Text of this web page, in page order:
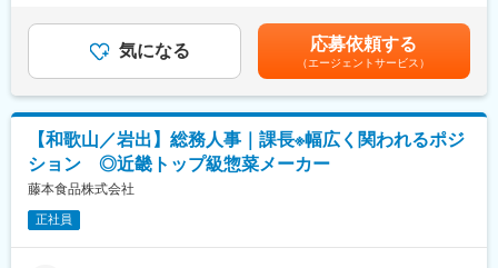
13:00～22:00、9:00～18:00、5:00～14:00、6:00～15:00
※選考を通して配属課を決定いたします
＜同社について＞
■こだわり
https://www.fujimotofoods.co.jp/kodawari/index.html
■商品について
https://www.fujimotofoods.co.jp/products/index.html
実務に深く関与しながら、自律的に行動するメンバーや経営層、
グループ会社と連携し、業務推進および組織課題の改善を主導い
ただくことを期待しております。幅広い業務に対応いただくた
■組織構成：
管理本部 管理部
総務人事課：8名（係長2名－メンバー6名）
財務経理課：7名（課長1名－係長1名-メンバー5名）
情報システム課：3名（課長1名-メンバー2名）
販売管理課：9名（課長1名-メンバー8名）
があります。月給(月額)は固定手当を含めた表記です。
気になる 応募依頼する
（エージェントサービス）
【和歌山／岩出】総務人事｜課長※幅広く関われるポジ
ション ◎近畿トップ級惣菜メーカー
藤本食品株式会社
正社員